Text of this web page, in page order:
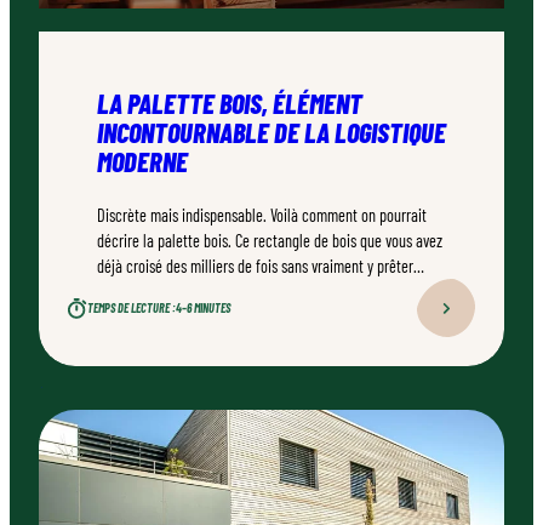
LA PALETTE BOIS, ÉLÉMENT
INCONTOURNABLE DE LA LOGISTIQUE
MODERNE
Discrète mais indispensable. Voilà comment on pourrait
décrire la palette bois. Ce rectangle de bois que vous avez
déjà croisé des milliers de fois sans vraiment y prêter
TEMPS DE LECTURE :4–6 MINUTES